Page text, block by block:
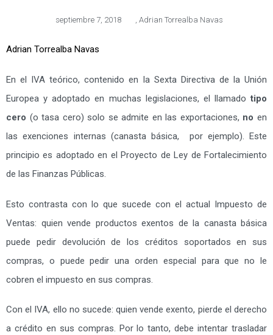
septiembre 7, 2018 , Adrian Torrealba Navas
Adrian Torrealba Navas
En el IVA teórico, contenido en la Sexta Directiva de la Unión
Europea y adoptado en muchas legislaciones, el llamadotipo
cero (o tasa cero) solo se admite en las exportaciones, noen
las exenciones internas (canasta básica, por ejemplo). Este
principio es adoptado en el Proyecto de Ley de Fortalecimiento
de las Finanzas Públicas.
Esto contrasta con lo que sucede con el actual Impuesto de
Ventas: quien vende productos exentos de la canasta básica
puede pedir devolución de los créditos soportados en sus
compras, o puede pedir una orden especial para que no le
cobren el impuesto en sus compras.
Con el IVA, ello no sucede: quien vende exento, pierde el derecho
a crédito en sus compras. Por lo tanto, debe intentar trasladar